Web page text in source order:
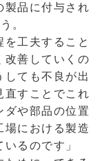
製品に付与され
。
を工夫すること
改善していくの
しても不良が出
直すことでこれ
ダや部品の位置
場における製造
るのです」